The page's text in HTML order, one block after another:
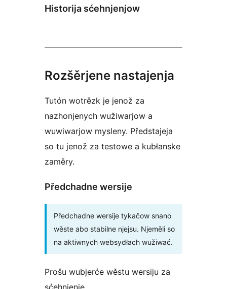
Historija sćehnjenjow
Rozšěrjene nastajenja
Tutón wotrězk je jenož za
nazhonjenych wužiwarjow a
wuwiwarjow mysleny. Předstajeja
so tu jenož za testowe a kubłanske
zaměry.
Předchadne wersije
Předchadne wersije tykačow snano
wěste abo stabilne njejsu. Njeměli so
na aktiwnych websydłach wužiwać.
Prošu wubjerće wěstu wersiju za
sćehnjenje.